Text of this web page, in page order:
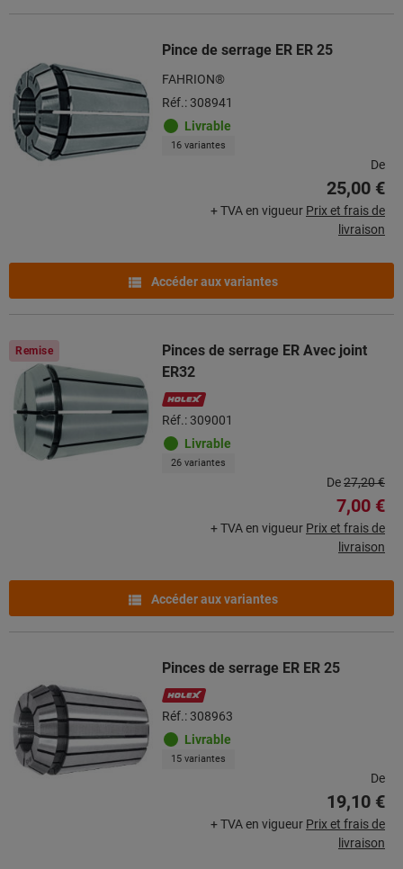
Pince de serrage ER ER 25
FAHRION®
Réf.: 308941
Livrable
16 variantes
De
25,00 €
+ TVA en vigueur Prix et frais de
livraison
Accéder aux variantes
Remise
Pinces de serrage ER Avec joint
ER32
Réf.: 309001
Livrable
26 variantes
De27,20 €
7,00 €
+ TVA en vigueur Prix et frais de
livraison
Accéder aux variantes
Pinces de serrage ER ER 25
Réf.: 308963
Livrable
15 variantes
De
19,10 €
+ TVA en vigueur Prix et frais de
livraison